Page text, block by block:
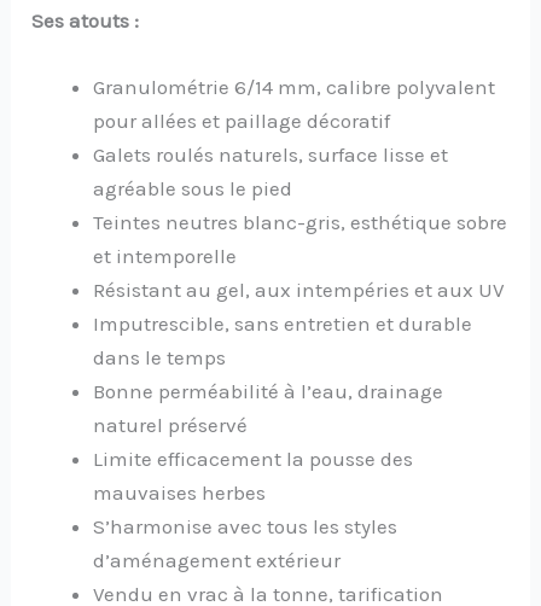
Ses atouts :
Granulométrie 6/14 mm, calibre polyvalent
pour allées et paillage décoratif
Galets roulés naturels, surface lisse et
agréable sous le pied
Teintes neutres blanc-gris, esthétique sobre
et intemporelle
Résistant au gel, aux intempéries et aux UV
Imputrescible, sans entretien et durable
dans le temps
Bonne perméabilité à l’eau, drainage
naturel préservé
Limite efficacement la pousse des
mauvaises herbes
S’harmonise avec tous les styles
d’aménagement extérieur
Vendu en vrac à la tonne, tarification